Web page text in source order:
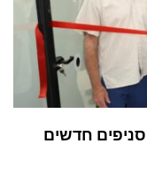
סניפים חדשים